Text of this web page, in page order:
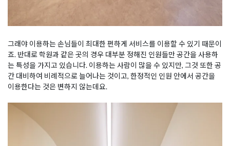
그래야 이용하는 손님들이 최대한 편하게 서비스를 이용할 수 있기 때문이
죠. 반대로 학원과 같은 곳의 경우 대부분 정해진 인원들만 공간을 사용하
는 특성을 가지고 있습니다. 이용하는 사람이 많을 수 있지만, 그것 또한 공
간 대비하여 비례적으로 늘어나는 것이고, 한정적인 인원 안에서 공간을
이용한다는 것은 변하지 않는데요.